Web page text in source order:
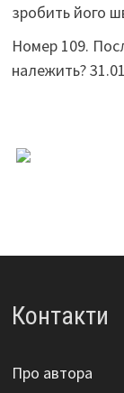
зробить його
Номер 109.
належить?
Контакти
Про автора